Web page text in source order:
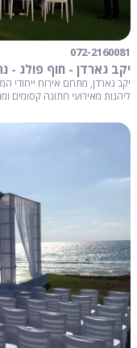
072-2160081
יקב גארדן - חוף פולג -
יקב גארדן, מתחם אירוח ייחודי
ליהנות מאירועי חתונה קסומים